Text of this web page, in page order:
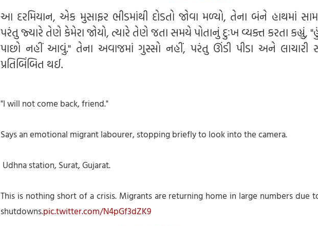
આ દરમિયાન, એક મુસાફર ભીડમાંથી દોડતો જોવા મળ્યો, તેના બંને હાથમાં
પરંતુ જ્યારે તેણે કેમેરા જોયો, ત્યારે તેણે જતા સમયે પોતાનું દુઃખ વ્યક્ત કરતા કહ્યું,
પાછો નહીં આવું." તેના અવાજમાં ગુસ્સો નહીં, પરંતુ ઊંડી પીડા અને લાચારી
પ્રતિબિંબિત થઈ.
"I will not come back, friend."
Says an emotional migrant labourer, stopping briefly to look into the camera.
Udhna station, Surat, Gujarat.
This is nothing short of a crisis. Migrants are returning home in large numbers due
shutdowns.pic.twitter.com/N4pGf3dZK9